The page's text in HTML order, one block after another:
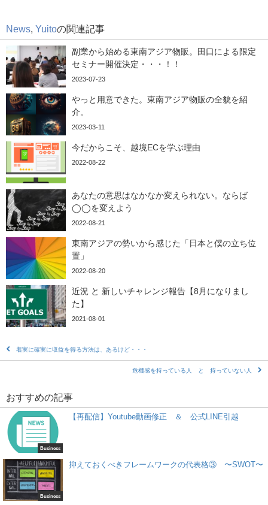
News, Yuitoの関連記事
副業から始める東南アジア物販。田口による限定
セミナー開催決定・・・！！
2023-07-23
やっと用意できた。東南アジア物販の全貌を紹
介。
2023-03-11
今だからこそ、越境ECを学ぶ理由
2022-08-22
あなたの意思はなかなか変えられない。ならば
◯◯を変えよう
2022-08-21
東南アジアの勢いから感じた「日本と僕の立ち位
置」
2022-08-20
近況 と 新しいチャレンジ報告【8月になりまし
た】
2021-08-01
着実に確実に収益を得る方法は、あるけど・・・
危機感を持っている人 と 持っていない人
おすすめの記事
Business
【再配信】Youtube動画修正 ＆ 公式LINE引越
Business
抑えておくべきフレームワークの代表格③ 〜SWOT〜